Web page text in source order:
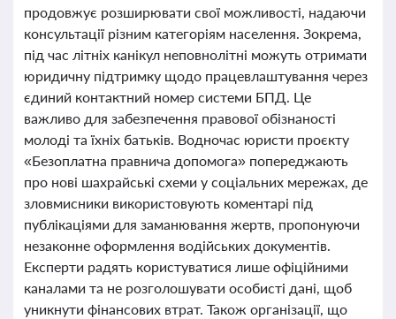
продовжує розширювати свої можливості, надаючи
консультації різним категоріям населення. Зокрема,
під час літніх канікул неповнолітні можуть отримати
юридичну підтримку щодо працевлаштування через
єдиний контактний номер системи БПД. Це
важливо для забезпечення правової обізнаності
молоді та їхніх батьків. Водночас юристи проєкту
«Безоплатна правнича допомога» попереджають
про нові шахрайські схеми у соціальних мережах, де
зловмисники використовують коментарі під
публікаціями для заманювання жертв, пропонуючи
незаконне оформлення водійських документів.
Експерти радять користуватися лише офіційними
каналами та не розголошувати особисті дані, щоб
уникнути фінансових втрат. Також організації, що